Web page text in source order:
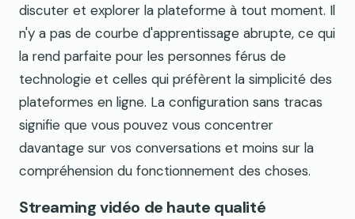
discuter et explorer la plateforme à tout moment. Il
n'y a pas de courbe d'apprentissage abrupte, ce qui
la rend parfaite pour les personnes férus de
technologie et celles qui préfèrent la simplicité des
plateformes en ligne. La configuration sans tracas
signifie que vous pouvez vous concentrer
davantage sur vos conversations et moins sur la
compréhension du fonctionnement des choses.
Streaming vidéo de haute qualité